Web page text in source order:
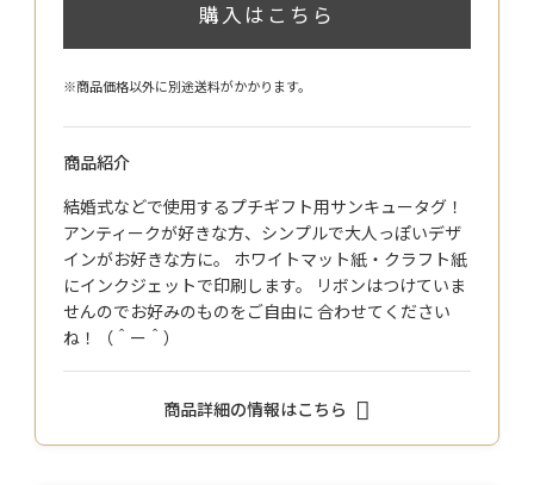
購入はこちら
※商品価格以外に別途送料がかかります。
商品紹介
結婚式などで使用するプチギフト用サンキュータグ！
アンティークが好きな方、シンプルで大人っぽいデザ
インがお好きな方に。 ホワイトマット紙・クラフト紙
にインクジェットで印刷します。 リボンはつけていま
せんのでお好みのものをご自由に 合わせてください
ね！（＾ー＾）
商品詳細の情報はこちら